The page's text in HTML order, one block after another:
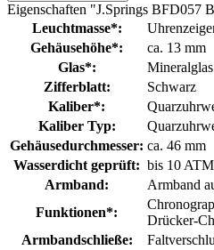
Eigenschaften "J.Springs BFD057
Leuchtmasse*:
Gehäusehöhe*:
ca. 13 mm
Glas*:
Mineralglas
Zifferblatt:
Schwarz
Kaliber*:
Kaliber Typ:
Gehäusedurchmesser: ca. 46 mm
Wasserdicht geprüft: bis 10 ATM
Armband:
Armband
Funktionen*:
Drücker-
Armbandschließe: